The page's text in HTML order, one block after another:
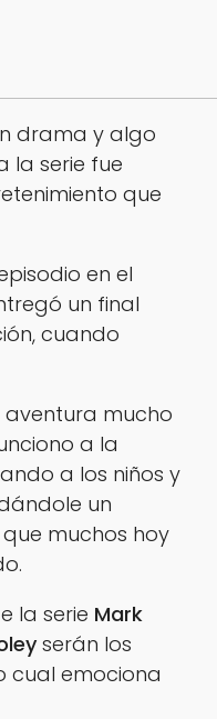
drama y algo
la serie fue
que
en el
un final
cuando
mucho
a la
a los niños y
un
muchos hoy
la serie Mark
serán los
cual emociona